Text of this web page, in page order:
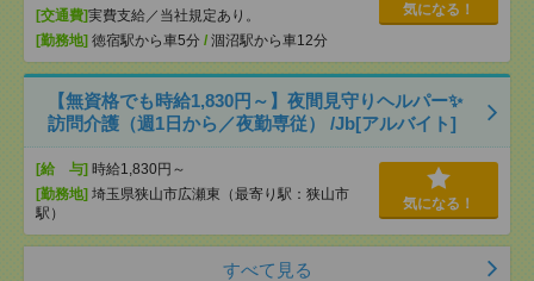
[交通費]実費支給／当社規定あり。
[勤務地] 徳宿駅から車5分 / 涸沼駅から車12分
気になる！
【無資格でも時給1,830円～】夜間見守りヘルパー✨
訪問介護（週1日から／夜勤専従） /Jb[アルバイト]
[給 与] 時給1,830円～
[勤務地] 埼玉県狭山市広瀬東（最寄り駅：狭山市
駅）
気になる！
すべて見る